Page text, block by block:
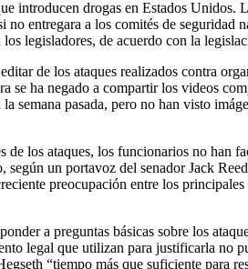
introducen drogas en Estados Unidos.
entregara a los comités de seguridad
legisladores, de acuerdo con la
de los ataques realizados contra
se ha negado a compartir los videos
pasada, pero no han visto
los ataques, los funcionarios no han
un portavoz del senador Jack
preocupación entre los
a preguntas básicas sobre los
legal que utilizan para justificarla no
“tiempo más que suficiente para